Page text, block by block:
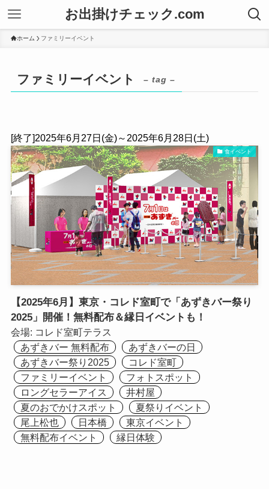
お出掛けチェック.com
ホーム ファミリーイベント
ファミリーイベント – tag –
[終了]2025年6月27日(金)～2025年6月28日(土)
食イベント
【2025年6月】東京・コレド室町で「あずきバー祭り
2025」開催！無料配布＆縁日イベントも！
会場: コレド室町テラス
あずきバー 無料配布
あずきバーの日
あずきバー祭り2025
コレド室町
ファミリーイベント
フォトスポット
ロングセラーアイス
井村屋
夏のおでかけスポット
夏祭りイベント
尾上松也
日本橋
東京イベント
無料配布イベント
縁日体験